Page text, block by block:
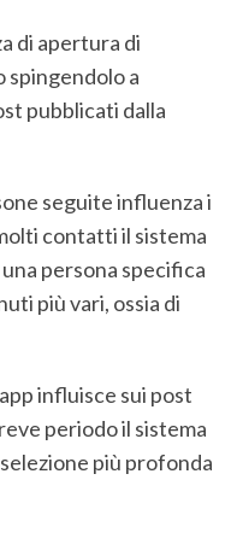
di apertura di
spingendolo a
pubblicati dalla
seguite influenza i
contatti il sistema
persona specifica
più vari, ossia di
influisce sui post
periodo il sistema
più profonda